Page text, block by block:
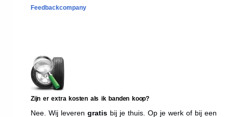
Feedbackcompany
Zijn er extra kosten als ik banden koop?
Nee. Wij leveren gratis bij je thuis. Op je werk of bij een